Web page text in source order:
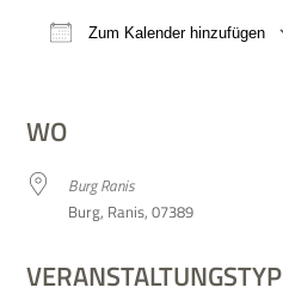
Zum Kalender hinzufügen
WO
Burg Ranis
Burg, Ranis, 07389
VERANSTALTUNGSTYP